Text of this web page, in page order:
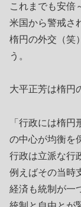
これまでも安倍
米国から警戒さ
楕円の外交（笑
う。
大平正芳は楕円
「行政には楕
の中心が均衡を
行政は立派な行
例えばその当時
経済も統制が一